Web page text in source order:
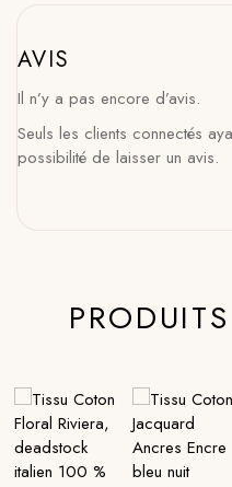
AVIS
Il n’y a pas encore d’avis.
Seuls les clients connectés
possibilité de laisser un avis.